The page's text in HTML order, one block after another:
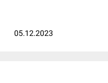
05.12.2023